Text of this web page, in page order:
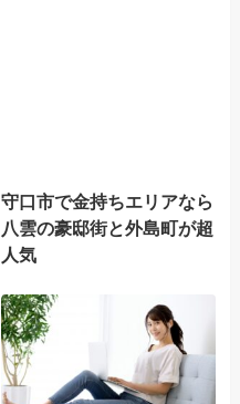
守口市で金持ちエリアなら
八雲の豪邸街と外島町が超
人気